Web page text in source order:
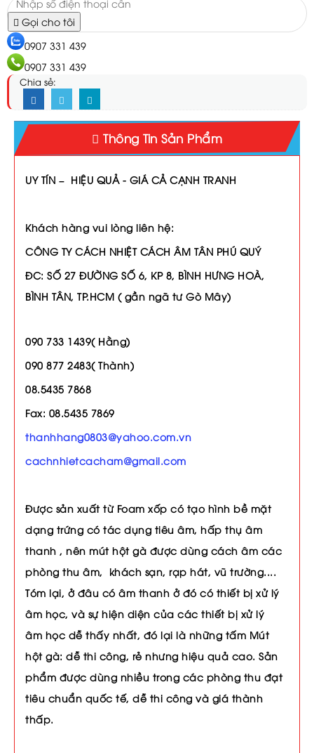
Gọi cho tôi
0907 331 439
0907 331 439
Chia sẻ:
Thông Tin Sản Phẩm
UY TÍN – HIỆU QUẢ - GIÁ CẢ CẠNH TRANH
Khách hàng vui lòng liên hệ:
CÔNG TY CÁCH NHIỆT CÁCH ÂM TÂN PHÚ QUÝ
ĐC: SỐ 27 ĐƯỜNG SỐ 6, KP 8, BÌNH HƯNG HOÀ,
BÌNH TÂN, TP.HCM ( gần ngã tư Gò Mây)
090 733 1439( Hằng)
090 877 2483( Thành)
08.5435 7868
Fax: 08.5435 7869
thanhhang0803@yahoo.com.vn
cachnhietcacham@gmail.com
Được sản xuất từ Foam xốp có tạo hình bề mặt
dạng trứng có tác dụng tiêu âm, hấp thụ âm
thanh , nên mút hột gà được dùng cách âm các
phòng thu âm, khách sạn, rạp hát, vũ trường....
Tóm lại, ở đâu có âm thanh ở đó có thiết bị xử lý
âm học, và sự hiện diện của các thiết bị xử lý
âm học dễ thấy nhất, đó lại là những tấm Mút
hột gà: dễ thi công, rẻ nhưng hiệu quả cao. Sản
phẩm được dùng nhiều trong các phòng thu đạt
tiêu chuẩn quốc tế, dễ thi công và giá thành
thấp.